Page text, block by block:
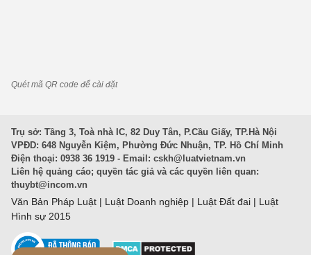
Quét mã QR code để cài đặt
Trụ sở: Tầng 3, Toà nhà IC, 82 Duy Tân, P.Cầu Giấy, TP.Hà Nội
VPĐD: 648 Nguyễn Kiệm, Phường Đức Nhuận, TP. Hồ Chí Minh
Điện thoại: 0938 36 1919 - Email: cskh@luatvietnam.vn
Liên hệ quảng cáo; quyền tác giả và các quyền liên quan:
thuybt@incom.vn
Văn Bản Pháp Luật | Luật Doanh nghiệp | Luật Đất đai | Luật
Hình sự 2015